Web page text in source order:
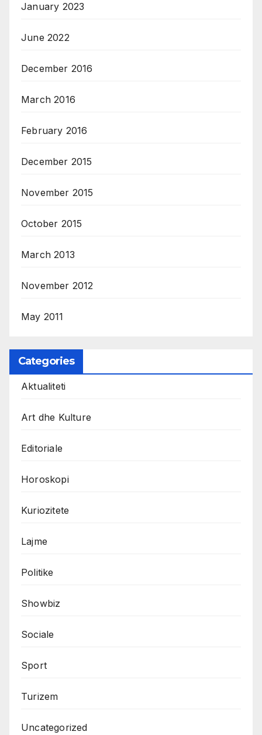
January 2023
June 2022
December 2016
March 2016
February 2016
December 2015
November 2015
October 2015
March 2013
November 2012
May 2011
Categories
Aktualiteti
Art dhe Kulture
Editoriale
Horoskopi
Kuriozitete
Lajme
Politike
Showbiz
Sociale
Sport
Turizem
Uncategorized